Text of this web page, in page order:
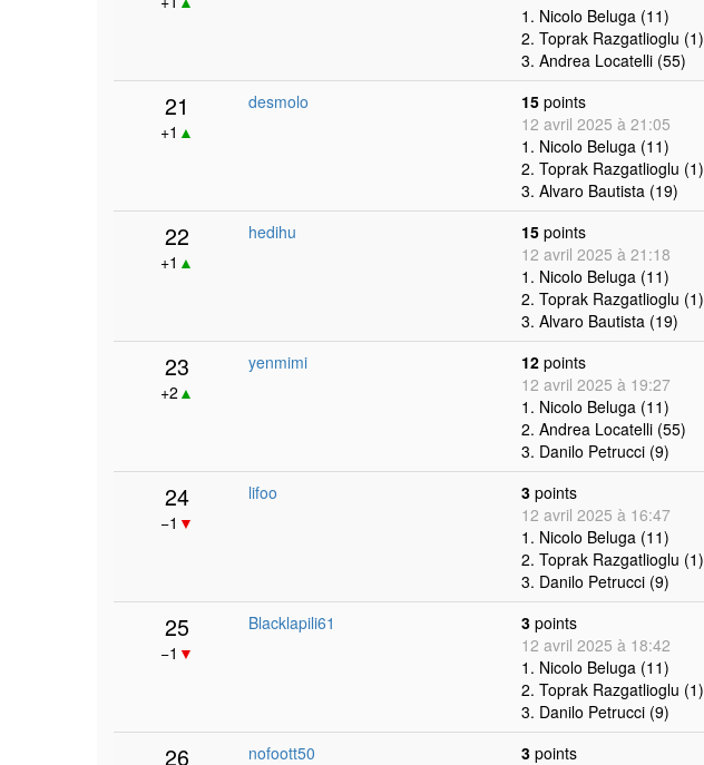
1. Nicolo Beluga (11)
2. Toprak Razgatlioglu (1)
3. Andrea Locatelli (55)
21
+1 ▲
desmolo 15 points
12 avril 2025 à 21:05
1. Nicolo Beluga (11)
2. Toprak Razgatlioglu (1)
3. Alvaro Bautista (19)
22
+1 ▲
hedihu 15 points
12 avril 2025 à 21:18
1. Nicolo Beluga (11)
2. Toprak Razgatlioglu (1)
3. Alvaro Bautista (19)
23
+2 ▲
yenmimi 12 points
12 avril 2025 à 19:27
1. Nicolo Beluga (11)
2. Andrea Locatelli (55)
3. Danilo Petrucci (9)
24
−1 ▼
lifoo 3 points
12 avril 2025 à 16:47
1. Nicolo Beluga (11)
2. Toprak Razgatlioglu (1)
3. Danilo Petrucci (9)
25
−1 ▼
Blacklapili61 3 points
12 avril 2025 à 18:42
1. Nicolo Beluga (11)
2. Toprak Razgatlioglu (1)
3. Danilo Petrucci (9)
26 nofoott50 3 points